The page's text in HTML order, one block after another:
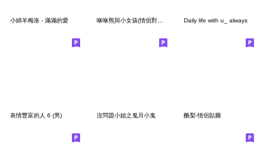
小綿羊梅洛 - 滿滿的愛 Daily life with u_ always
表情豐富的人 6 (男) 沒問題小姐之鬼月小鬼 酪梨-情侶貼圖